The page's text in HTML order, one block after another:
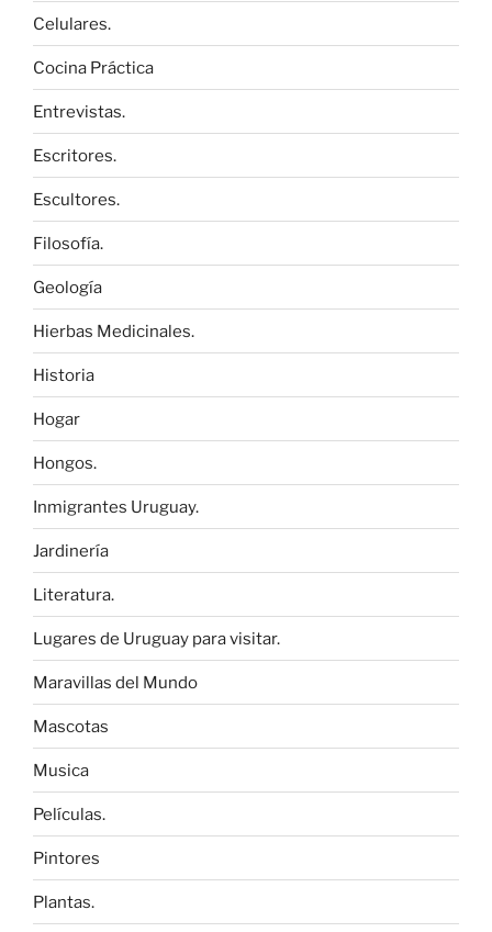
Celulares.
Cocina Práctica
Entrevistas.
Escritores.
Escultores.
Filosofía.
Geología
Hierbas Medicinales.
Historia
Hogar
Hongos.
Inmigrantes Uruguay.
Jardinería
Literatura.
Lugares de Uruguay para visitar.
Maravillas del Mundo
Mascotas
Musica
Películas.
Pintores
Plantas.